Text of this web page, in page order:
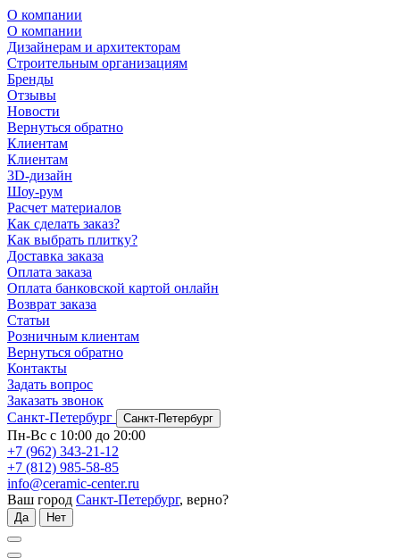
О компании
О компании
Дизайнерам и архитекторам
Строительным организациям
Бренды
Отзывы
Новости
Вернуться обратно
Клиентам
Клиентам
3D-дизайн
Шоу-рум
Расчет материалов
Как сделать заказ?
Как выбрать плитку?
Доставка заказа
Оплата заказа
Оплата банковской картой онлайн
Возврат заказа
Статьи
Розничным клиентам
Вернуться обратно
Контакты
Задать вопрос
Заказать звонок
Санкт-Петербург
Санкт-Петербург
Пн-Вс с 10:00 до 20:00
+7 (962) 343-21-12
+7 (812) 985-58-85
info@ceramic-center.ru
Ваш город Санкт-Петербург, верно?
Да Нет